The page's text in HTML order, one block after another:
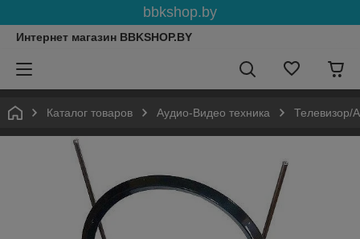
bbkshop.by
Интернет магазин BBKSHOP.BY
Каталог товаров Аудио-Видео техника Телевизор/